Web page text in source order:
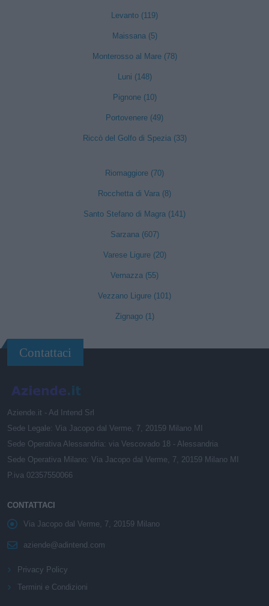
Levanto (119)
Maissana (5)
Monterosso al Mare (78)
Luni (148)
Pignone (10)
Portovenere (49)
Riccò del Golfo di Spezia (33)
Riomaggiore (70)
Rocchetta di Vara (8)
Santo Stefano di Magra (141)
Sarzana (607)
Varese Ligure (20)
Vernazza (55)
Vezzano Ligure (101)
Zignago (1)
Contattaci
Aziende.it - Ad Intend Srl
Sede Legale: Via Jacopo dal Verme, 7, 20159 Milano MI
Sede Operativa Alessandria: via Vescovado 18 - Alessandria
Sede Operativa Milano: Via Jacopo dal Verme, 7, 20159 Milano MI
P.iva 02357550066
CONTATTACI
Via Jacopo dal Verme, 7, 20159 Milano
aziende@adintend.com
Privacy Policy
Termini e Condizioni